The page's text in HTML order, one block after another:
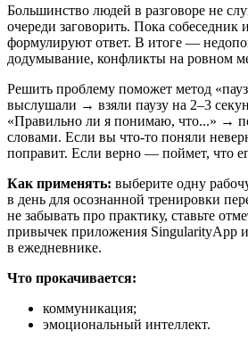
Большинство людей в разговоре не
очереди заговорить. Пока собеседник
формулируют ответ. В итоге —
додумывание, конфликты на ровном
Решить проблему поможет метод
выслушали → взяли паузу на 2–3
«Правильно ли я понимаю, что...» →
словами. Если вы что-то поняли
поправит. Если верно — поймет, что
Как применять: выберите одну
в день для осознанной тренировки
не забывать про практику, ставьте
привычек приложения SingularityApp
в ежедневнике.
Что прокачивается:
коммуникация;
эмоциональный интеллект.